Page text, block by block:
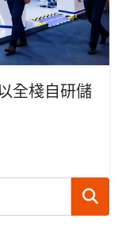
全棧自研儲
搜尋